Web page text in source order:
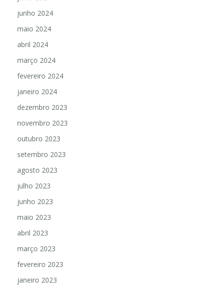
junho 2024
maio 2024
abril 2024
março 2024
fevereiro 2024
janeiro 2024
dezembro 2023
novembro 2023
outubro 2023
setembro 2023
agosto 2023
julho 2023
junho 2023
maio 2023
abril 2023
março 2023
fevereiro 2023
janeiro 2023